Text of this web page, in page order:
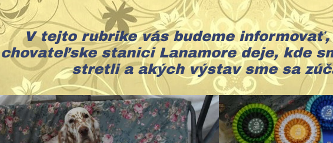
V tejto rubrike vás budeme informovať,
chovateľske stanici Lanamore deje, kde
stretli a akých výstav sme sa